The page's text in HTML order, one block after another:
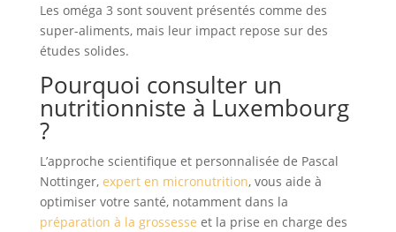
Les oméga 3 sont souvent présentés comme des
super-aliments, mais leur impact repose sur des
études solides.
Pourquoi consulter un
nutritionniste à Luxembourg
?
L’approche scientifique et personnalisée de Pascal
Nottinger, expert en micronutrition, vous aide à
optimiser votre santé, notamment dans la
préparation à la grossesse et la prise en charge des